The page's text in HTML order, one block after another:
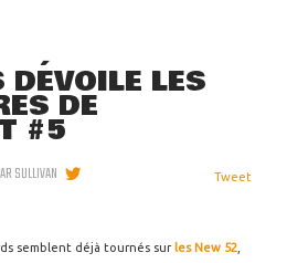
LES
DE
#5
SULLIVAN Tweet
semblent déjà tournés sur les New 52